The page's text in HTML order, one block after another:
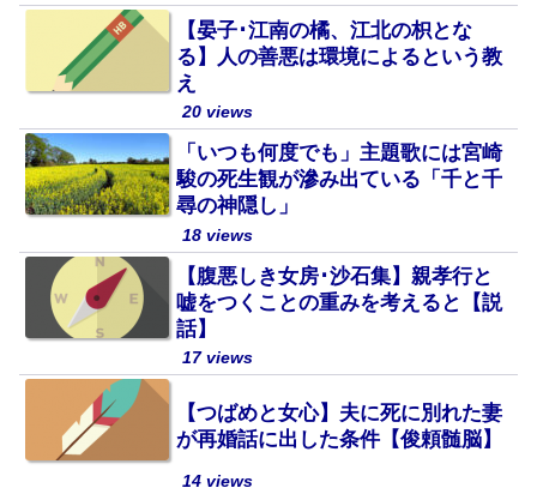
【晏子･江南の橘、江北の枳とな
る】人の善悪は環境によるという教
え
20 views
「いつも何度でも」主題歌には宮崎
駿の死生観が滲み出ている「千と千
尋の神隠し」
18 views
【腹悪しき女房･沙石集】親孝行と
嘘をつくことの重みを考えると【説
話】
17 views
【つばめと女心】夫に死に別れた妻
が再婚話に出した条件【俊頼髄脳】
14 views